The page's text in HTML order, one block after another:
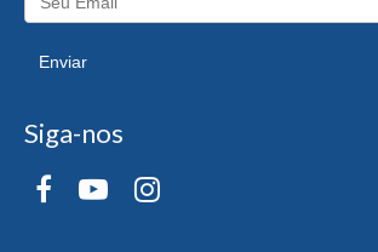
Enviar
Siga-nos